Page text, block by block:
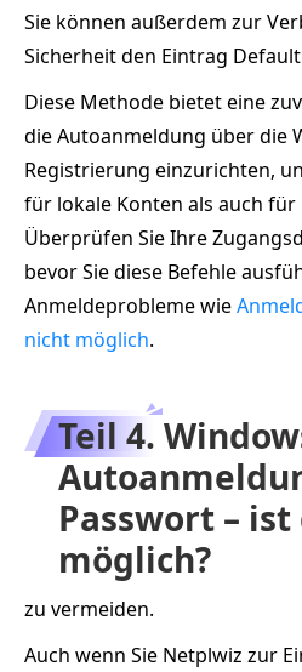
Sie können außerdem zur
Sicherheit den Eintrag
Diese Methode bietet eine
die Autoanmeldung über die
Registrierung einzurichten,
für lokale Konten als auch
Überprüfen Sie Ihre
bevor Sie diese Befehle
Anmeldeprobleme wie
nicht möglich.
Teil 4.
Passwort – ist
möglich?
zu vermeiden.
Auch wenn Sie Netplwiz zur